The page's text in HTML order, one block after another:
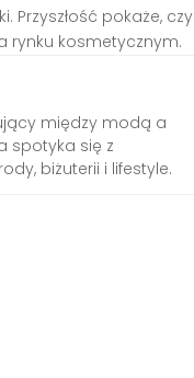
Przyszłość pokaże, czy
rynku kosmetycznym.
między modą a
spotyka się z
biżuterii i lifestyle.